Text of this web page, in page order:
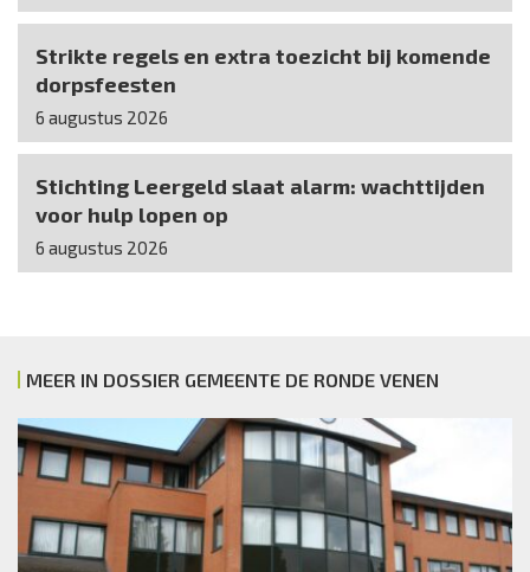
Strikte regels en extra toezicht bij komende
dorpsfeesten
6 augustus 2026
Stichting Leergeld slaat alarm: wachttijden
voor hulp lopen op
6 augustus 2026
MEER IN DOSSIER GEMEENTE DE RONDE VENEN